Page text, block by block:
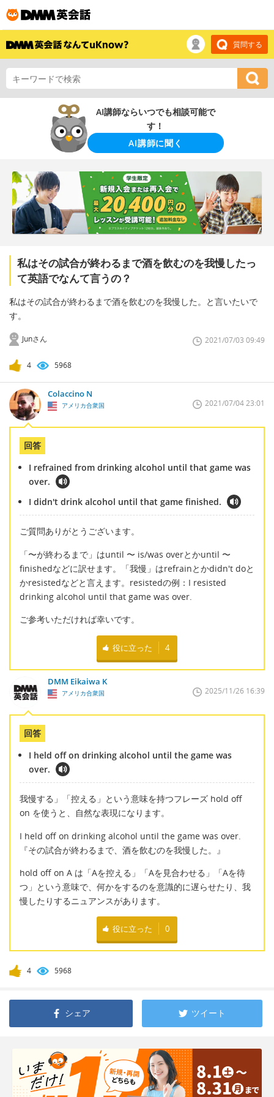
質問する
AI講師ならいつでも相談可能で
す！
AI講師に聞く
私はその試合が終わるまで酒を飲むのを我慢したっ
て英語でなんて言うの？
私はその試合が終わるまで酒を飲むのを我慢した。と言いたいで
す。
Junさん 2021/07/03 09:49
4 5968
Colaccino N
アメリカ合衆国 2021/07/04 23:01
回答
I refrained from drinking alcohol until that game was
over.
I didn't drink alcohol until that game finished.
ご質問ありがとうございます。
「〜が終わるまで」はuntil 〜 is/was overとかuntil 〜
finishedなどに訳せます。「我慢」はrefrainとかdidn't doと
かresistedなどと言えます。resistedの例：I resisted
drinking alcohol until that game was over.
ご参考いただければ幸いです。
役に立った 4
DMM Eikaiwa K
アメリカ合衆国 2025/11/26 16:39
回答
I held off on drinking alcohol until the game was
over.
我慢する」「控える」という意味を持つフレーズ hold off
on を使うと、自然な表現になります。
I held off on drinking alcohol until the game was over.
『その試合が終わるまで、酒を飲むのを我慢した。』
hold off on A は「Aを控える」「Aを見合わせる」「Aを待
つ」という意味で、何かをするのを意識的に遅らせたり、我
慢したりするニュアンスがあります。
役に立った 0
4 5968
シェア ツイート